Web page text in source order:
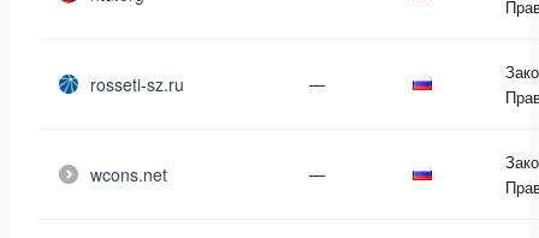
rosseti-sz.ru —
wcons.net —